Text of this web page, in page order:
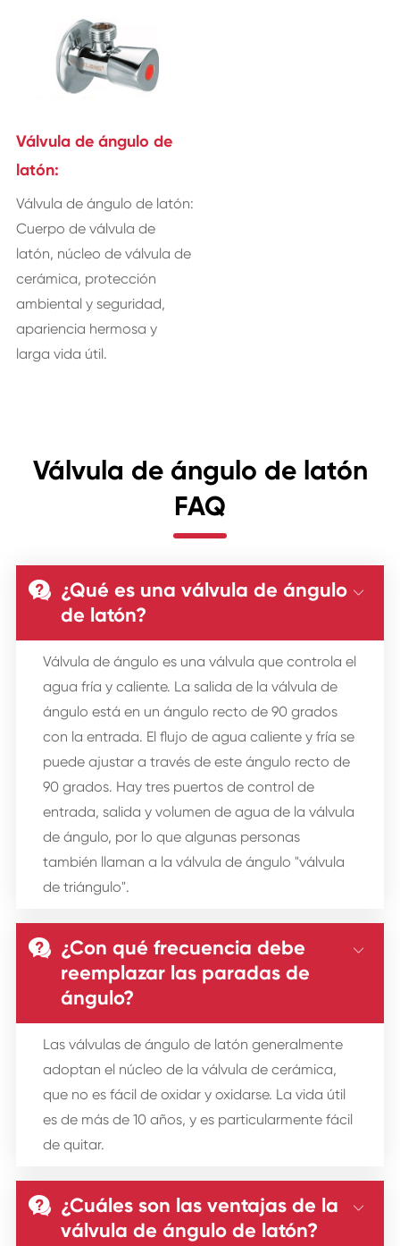
Válvula de ángulo de
latón:
Válvula de ángulo de latón:
Cuerpo de válvula de
latón, núcleo de válvula de
cerámica, protección
ambiental y seguridad,
apariencia hermosa y
larga vida útil.
Válvula de ángulo de latón
FAQ
 ¿Qué es una válvula de ángulo
de latón?

Válvula de ángulo es una válvula que controla el
agua fría y caliente. La salida de la válvula de
ángulo está en un ángulo recto de 90 grados
con la entrada. El flujo de agua caliente y fría se
puede ajustar a través de este ángulo recto de
90 grados. Hay tres puertos de control de
entrada, salida y volumen de agua de la válvula
de ángulo, por lo que algunas personas
también llaman a la válvula de ángulo "válvula
de triángulo".
 ¿Con qué frecuencia debe
reemplazar las paradas de
ángulo?

Las válvulas de ángulo de latón generalmente
adoptan el núcleo de la válvula de cerámica,
que no es fácil de oxidar y oxidarse. La vida útil
es de más de 10 años, y es particularmente fácil
de quitar.
 ¿Cuáles son las ventajas de la
válvula de ángulo de latón?
